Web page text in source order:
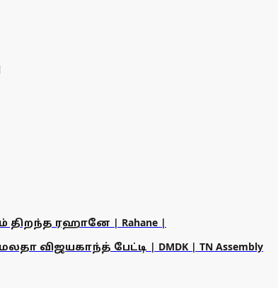
திறந்த ரஹானே | Rahane |
விஜயகாந்த் பேட்டி | DMDK | TN Assembly